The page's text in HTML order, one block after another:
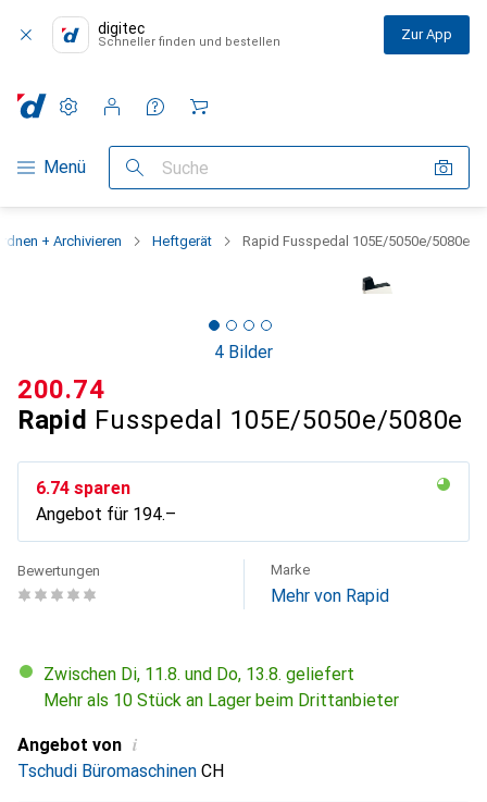
digitec
Schneller finden und bestellen Zur App
Navigation nach Kategorien
Menü Suche
Einstellungen
Kundenkonto
Vergleichslisten
Merklisten
Warenkorb
+ Archivieren Heftgerät Rapid Fusspedal 105E/5050e/5080e
4 Bilder
Rapid Fusspedal 105E/5050e/5080e
CHF
200.74
CHF
6.74 sparen
Angebot für CHF
194.–
Bewertungen Marke
Mehr von Rapid
Zwischen Di, 11.8. und Do, 13.8. geliefert
Mehr als 10 Stück an Lager beim Drittanbieter
Angebot von i
Tschudi Büromaschinen CH